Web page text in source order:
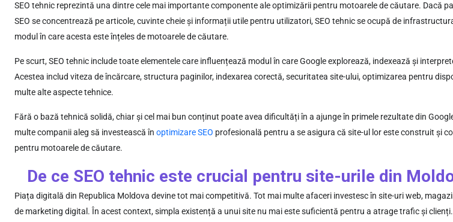
SEO tehnic reprezintă una dintre cele mai importante componente ale optimizării pentru motoarele de căutare. Dacă
SEO se concentrează pe articole, cuvinte cheie și informații utile pentru utilizatori, SEO tehnic se ocupă de
modul în care acesta este înțeles de motoarele de căutare.
Pe scurt, SEO tehnic include toate elementele care influențează modul în care Google explorează, indexează și
Acestea includ viteza de încărcare, structura paginilor, indexarea corectă, securitatea site-ului, optimizarea pentru
multe alte aspecte tehnice.
Fără o bază tehnică solidă, chiar și cel mai bun conținut poate avea dificultăți în a ajunge în primele rezultate din
multe companii aleg să investească în optimizare SEO profesională pentru a se asigura că site-ul lor este construit și
pentru motoarele de căutare.
De ce SEO tehnic este crucial pentru site-urile din
Piața digitală din Republica Moldova devine tot mai competitivă. Tot mai multe afaceri investesc în site-uri web,
de marketing digital. În acest context, simpla existență a unui site nu mai este suficientă pentru a atrage trafic și clienți.